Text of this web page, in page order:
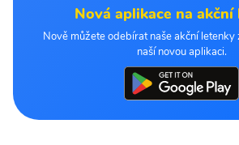
Nová aplikace na
Nově můžete odebírat naše akční
naší novou aplikaci.